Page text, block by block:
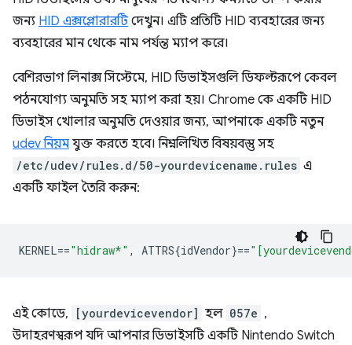
জন্য HID এক্সপ্লোরারটিদেখুন। এটি প্রতিটি HID ব্যবহারের জন্য
ব্যবহারের মান থেকে নাম পর্যন্ত ম্যাপ করে।
বেশিরভাগ লিনাক্স সিস্টেমে, HID ডিভাইসগুলি ডিফল্টরূপে কেবল
পঠনযোগ্য অনুমতি সহ ম্যাপ করা হয়। Chrome কে একটি HID
ডিভাইস খোলার অনুমতি দেওয়ার জন্য, আপনাকে একটি নতুন
udev নিয়ম যুক্ত করতে হবে। নিম্নলিখিত বিষয়বস্তু সহ
/etc/udev/rules.d/50-yourdevicename.rules এ
একটি ফাইল তৈরি করুন:
KERNEL=="hidraw*" , ATTRS{idVendor}==
এই কোডে, [yourdevicevendor] হল 057e ,
উদাহরণস্বরূপ যদি আপনার ডিভাইসটি একটি Nintendo Switch